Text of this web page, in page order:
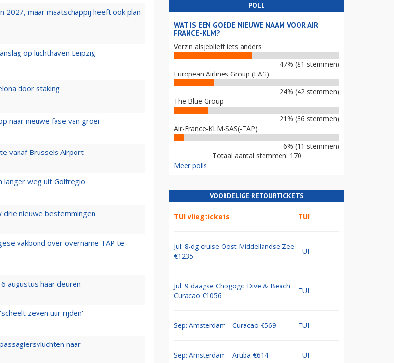
2027, maar maatschappij heeft ook plan
op luchthaven Leipzig
door staking
naar nieuwe fase van groei'
vanaf Brussels Airport
langer weg uit Golfregio
drie nieuwe bestemmingen
vakbond over overname TAP te
augustus haar deuren
zeven uur rijden'
naar
POLL
WAT IS EEN GOEDE NIEUWE NAAM VOOR AIR
FRANCE-KLM?
Verzin alsjeblieft iets anders
47% (81 stemmen)
European Airlines Group (EAG)
24% (42 stemmen)
The Blue Group
21% (36 stemmen)
Air-France-KLM-SAS(-TAP)
6% (11 stemmen)
Totaal aantal stemmen: 170
Meer polls
VOORDELIGE RETOURTICKETS
TUI vliegtickets TUI
Jul: 8-dg cruise Oost Middellandse Zee
€1235
TUI
Jul: 9-daagse Chogogo Dive & Beach
Curacao €1056
TUI
Sep: Amsterdam - Curacao €569 TUI
Sep: Amsterdam - Aruba €614 TUI